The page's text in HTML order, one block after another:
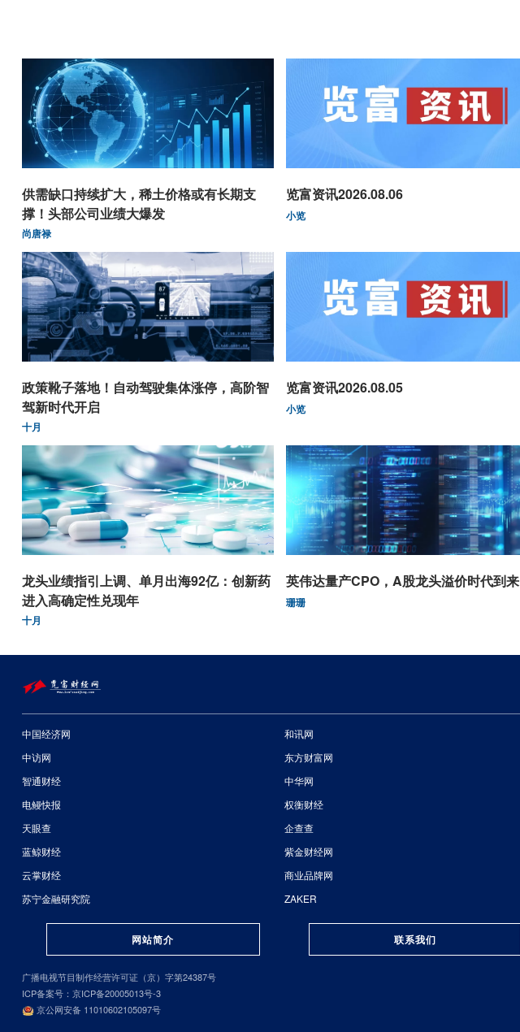
供需缺口持续扩大，稀土价格或有长期支
撑！头部公司业绩大爆发
尚唐禄
览富资讯2026.08.06
小览
政策靴子落地！自动驾驶集体涨停，高阶智
驾新时代开启
十月
览富资讯2026.08.05
小览
龙头业绩指引上调、单月出海92亿：创新药
进入高确定性兑现年
十月
英伟达量产CPO，A股龙头溢价时代到来
珊珊
中国经济网 和讯网
中访网
东方财富网
智通财经
中华网
电鳗快报
权衡财经
天眼查
企查查
蓝鲸财经
紫金财经网
云掌财经
商业品牌网
苏宁金融研究院
ZAKER
网站简介 联系我们
广播电视节目制作经营许可证（京）字第24387号
ICP备案号：京ICP备20005013号-3
京公网安备 11010602105097号